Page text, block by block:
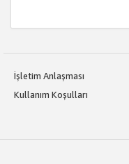
İşletim Anlaşması
Kullanım Koşulları